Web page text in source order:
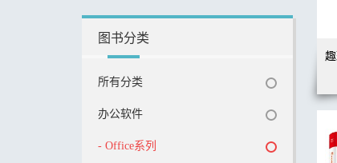
图书分类
所有分类
办公软件
- Office系列